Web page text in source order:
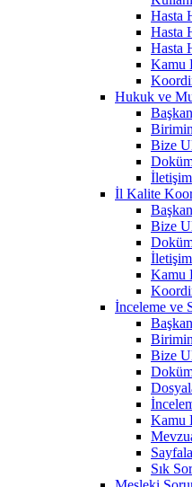
Hasta
Hasta
Hasta
Kamu
Hukuk ve
Başkan
Bize
İletişim
İl Kalite
Başkan
Bize
İletişim
Kamu
İnceleme ve
Başkan
Bize
Kamu
Sık